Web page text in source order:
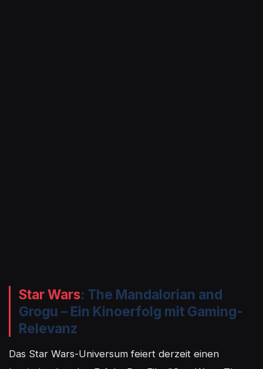
Star Wars: The Mandalorian and
Grogu – Ein Kinoerfolg mit Gaming-
Relevanz
Das Star Wars-Universum feiert derzeit einen